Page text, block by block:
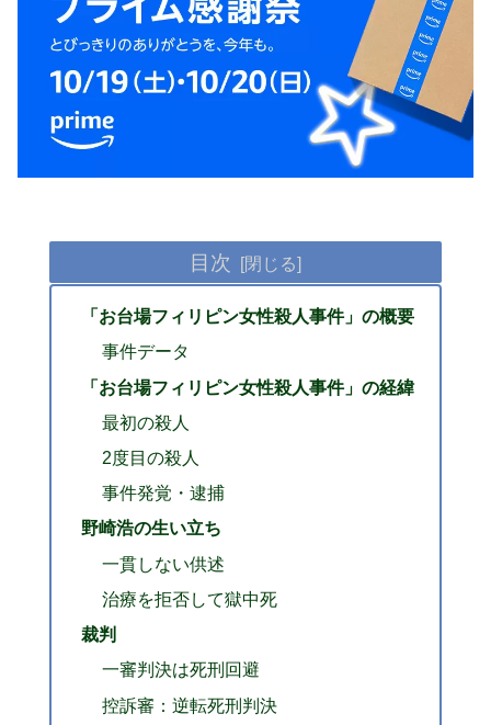
目次
「お台場フィリピン女性殺人事件」の概要
事件データ
「お台場フィリピン女性殺人事件」の経緯
最初の殺人
2度目の殺人
事件発覚・逮捕
野崎浩の生い立ち
一貫しない供述
治療を拒否して獄中死
裁判
一審判決は死刑回避
控訴審：逆転死刑判決